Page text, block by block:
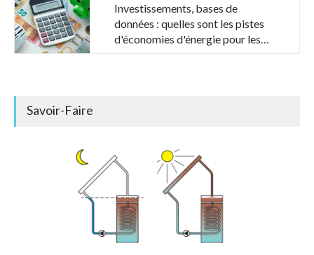
Investissements, bases de
données : quelles sont les pistes
d'économies d'énergie pour les
Savoir-Faire